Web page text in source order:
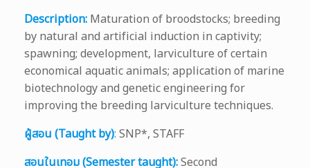
Description: Maturation of broodstocks; breeding
by natural and artificial induction in captivity;
spawning; development, larviculture of certain
economical aquatic animals; application of marine
biotechnology and genetic engineering for
improving the breeding larviculture techniques.
ผู้สอน (Taught by): SNP*, STAFF
สอนในเทอม (Semester taught):Second